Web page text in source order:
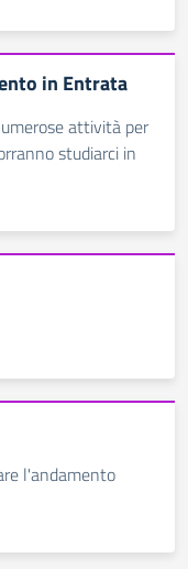
in Entrata
attività per
studiarci in
l'andamento